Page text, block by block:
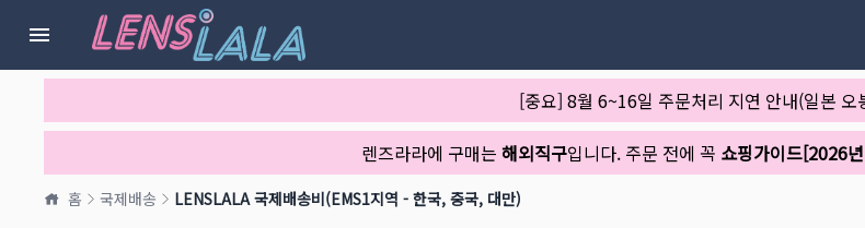
[중요] 8월 6~16일 주문처리 지연 안내(일본 오
렌즈라라에 구매는 해외직구입니다. 주문 전에 꼭 쇼핑가이드[2026
홈 국제배송 LENSLALA 국제배송비(EMS1지역 - 한국, 중국, 대만)